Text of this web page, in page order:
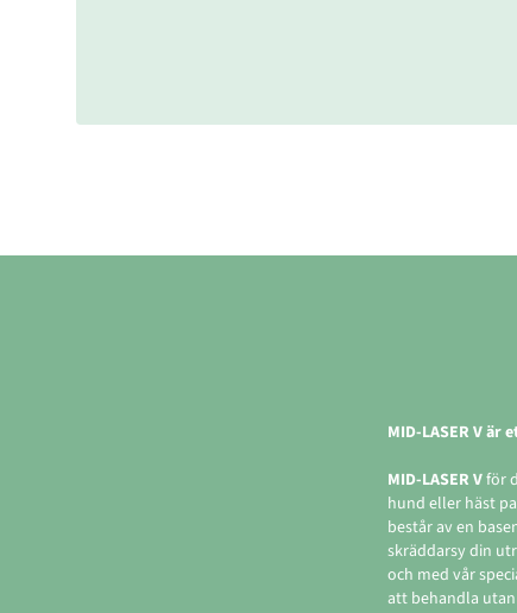
MID-LASER V
MID-LASER Vför
hund eller häst
består av en
skräddarsy din
och med vår
att behandla